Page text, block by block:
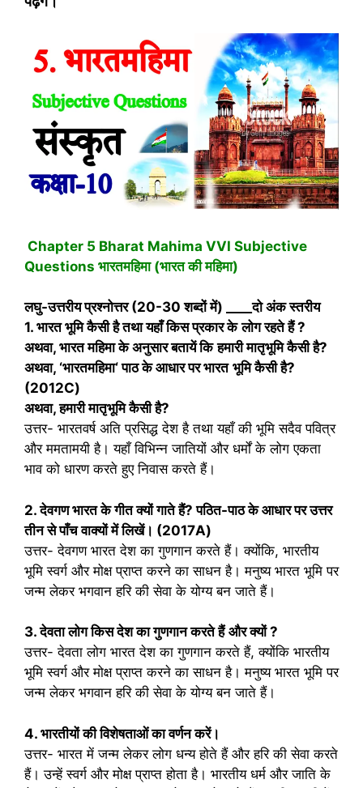
Chapter 5 Bharat Mahima VVI Subjective
Questions भारतमहिमा (भारत की महिमा)
लघु-उत्तरीय प्रश्‍नोत्तर (20-30 शब्‍दों में) ____दो अंक स्‍तरीय
1. भारत भूमि कैसी है तथा यहाँ किस प्रकार के लोग रहते हैं?
अथवा, भारत महिमा के अनुसार बतायें कि हमारी मातृभूमि कैसी है?
अथवा, ‘भारतमहिमा‘पाठ के आधार पर भारत भूमि कैसी है?
(2012C)
अथवा,हमारी मातृभूमि कैसी है?
उत्तर- भारतवर्ष अति प्रसिद्ध देश है तथा यहाँ की भूमि सदैव पवित्र
और ममतामयी है। यहाँ विभिन्न जातियों और धर्मों के लोग एकता
भाव को धारण करते हुए निवास करते हैं।
2. देवगण भारत के गीत क्यों गाते हैं?पठित-पाठ के आधार पर उत्तर
तीन से पाँच वाक्यों में लिखें। (2017A)
उत्तर- देवगण भारत देश का गुणगान करते हैं। क्योंकि, भारतीय
भूमि स्वर्ग और मोक्ष प्राप्त करने का साधन है। मनुष्य भारत भूमि पर
जन्म लेकर भगवान हरि की सेवा के योग्य बन जाते हैं।
3. देवता लोग किस देश का गुणगान करते हैं और क्यों?
उत्तर- देवता लोग भारत देश का गुणगान करते हैं, क्योंकि भारतीय
भूमि स्वर्ग और मोक्ष प्राप्त करने का साधन है। मनुष्य भारत भूमि पर
जन्म लेकर भगवान हरि की सेवा के योग्य बन जाते हैं।
4. भारतीयों की विशेषताओं का वर्णन करें।
उत्तर- भारत में जन्म लेकर लोग धन्य होते हैं और हरि की सेवा करते
हैं। उन्हें स्वर्ग और मोक्ष प्राप्त होता है। भारतीय धर्म और जाति के